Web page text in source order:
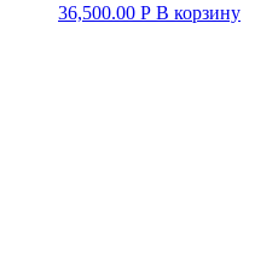
36,500.00 Р В корзину